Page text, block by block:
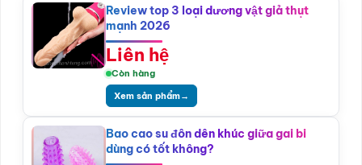
Review top 3 loại dương vật giả thụt
mạnh 2026
Liên hệ
Còn hàng
Xem sản phẩm→
Bao cao su đôn dên khúc giữa gai bi
dùng có tốt không?